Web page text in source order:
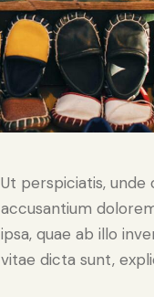
Ut perspiciatis,
accusantium
ipsa, quae ab illo
vitae dicta sunt,